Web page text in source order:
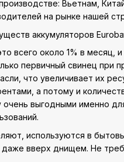
Вьетнам,
на рынке нашей
аккумуляторов
всего около 1% в месяц,
первичный свинец при
что увеличивает их
а потому и
выгодными именно
используются в
вверх днищем. Не